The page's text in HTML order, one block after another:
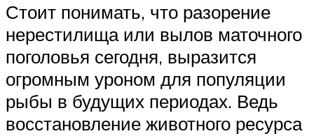
Стоит понимать, что разорение
нерестилища или вылов маточного
поголовья сегодня, выразится
огромным уроном для популяции
рыбы в будущих периодах. Ведь
восстановление животного ресурса